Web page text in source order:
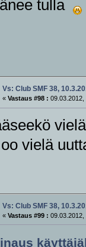
tulla
Vs: Club SMF 38,
« Vastaus #98 : 09.03.2012,
vielä
Vs: Club SMF 38,
« Vastaus #99 : 09.03.2012,